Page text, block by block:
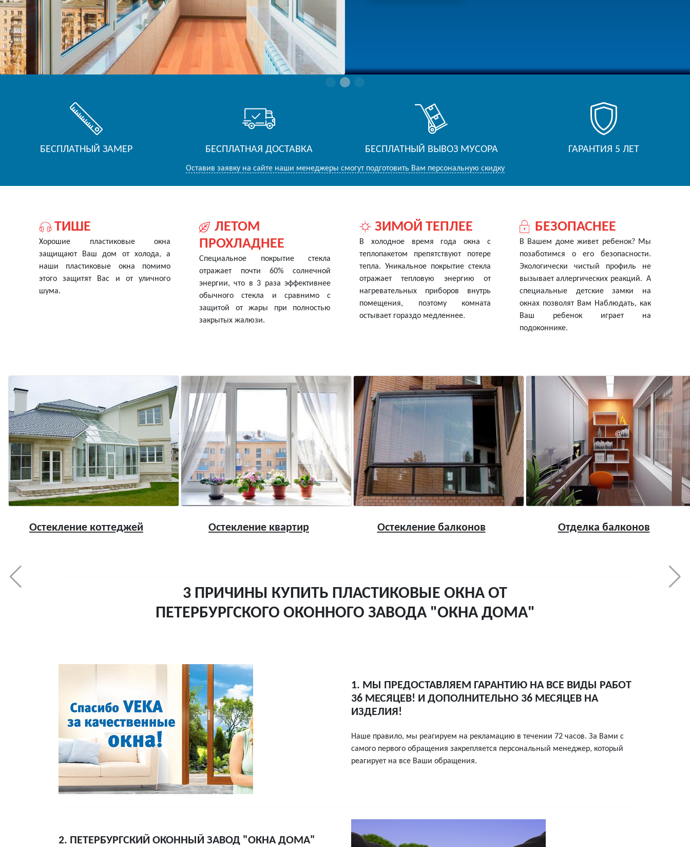
БЕСПЛАТНЫЙ ЗАМЕР БЕСПЛАТНАЯ ДОСТАВКА БЕСПЛАТНЫЙ ВЫВОЗ МУСОРА ГАРАНТИЯ 5 ЛЕТ
Оставив заявку на сайте наши менеджеры смогут подготовить Вам персональную скидку
ТИШЕ
Хорошие пластиковые окна
защищают Ваш дом от холода, а
наши пластиковые окна помимо
этого защитят Вас и от уличного
шума.
ЛЕТОМ
ПРОХЛАДНЕЕ
Специальное покрытие стекла
отражает почти 60% солнечной
энергии, что в 3 раза эффективнее
обычного стекла и сравнимо с
защитой от жары при полностью
закрытых жалюзи.
ЗИМОЙ ТЕПЛЕЕ
В холодное время года окна с
теплопакетом препятствуют потере
тепла. Уникальное покрытие стекла
отражает тепловую энергию от
нагревательных приборов внутрь
помещения, поэтому комната
остывает гораздо медленнее.
БЕЗОПАСНЕЕ
В Вашем доме живет ребенок? Мы
позаботимся о его безопасности.
Экологически чистый профиль не
вызывает аллергических реакций. А
специальные детские замки на
окнах позволят Вам Наблюдать, как
Ваш ребенок играет на
подоконнике.
Остекление коттеджей Остекление квартир Остекление балконов Отделка балконов
3 ПРИЧИНЫ КУПИТЬ ПЛАСТИКОВЫЕ ОКНА ОТ
ПЕТЕРБУРГСКОГО ОКОННОГО ЗАВОДА "ОКНА ДОМА"
1. МЫ ПРЕДОСТАВЛЯЕМ ГАРАНТИЮ НА ВСЕ ВИДЫ РАБОТ
36 МЕСЯЦЕВ! И ДОПОЛНИТЕЛЬНО 36 МЕСЯЦЕВ НА
ИЗДЕЛИЯ!
Наше правило, мы реагируем на рекламацию в течении 72 часов. За Вами с
самого первого обращения закрепляется персональный менеджер, который
реагирует на все Ваши обращения.
2. ПЕТЕРБУРГСКИЙ ОКОННЫЙ ЗАВОД "ОКНА ДОМА"